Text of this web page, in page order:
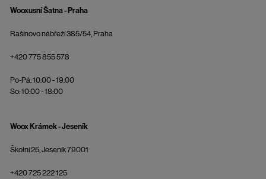
Wooxusní Šatna - Praha
Rašínovo nábřeží 385/54, Praha
+420 775 855 578
Po-Pá: 10:00 - 19:00
So: 10:00 - 18:00
Woox Krámek - Jeseník
Školní 25, Jeseník 79001
+420 725 222 125